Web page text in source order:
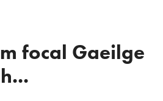
focal Gaeilge